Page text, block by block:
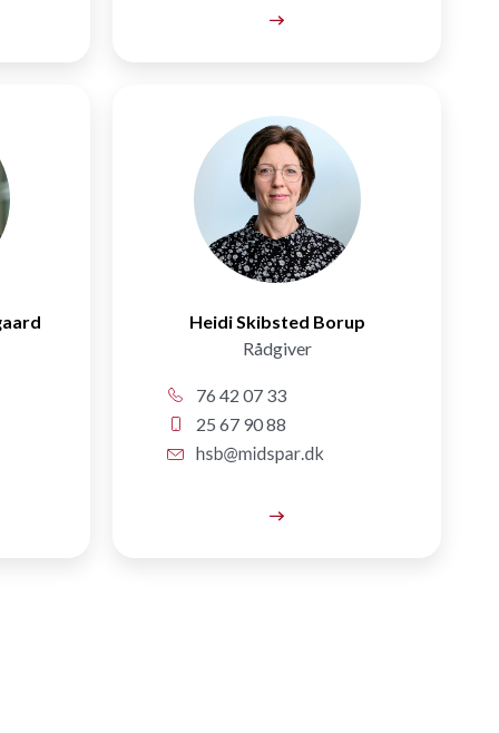
Heidi Skibsted Borup
Rådgiver
76 42 07 33
25 67 90 88